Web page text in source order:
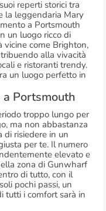
reperti storici tra
la leggendaria Mary
a Portsmouth
un luogo ricco di
vicine come Brighton,
alla vivacità
e ristoranti trendy.
un luogo perfetto in
Portsmouth
troppo lungo per
ma non abbastanza
risiedere in un
per te. Il numero
elevato e
zona di Gunwharf
di tutto, con il
pochi passi, un
tutti i comfort sarà in